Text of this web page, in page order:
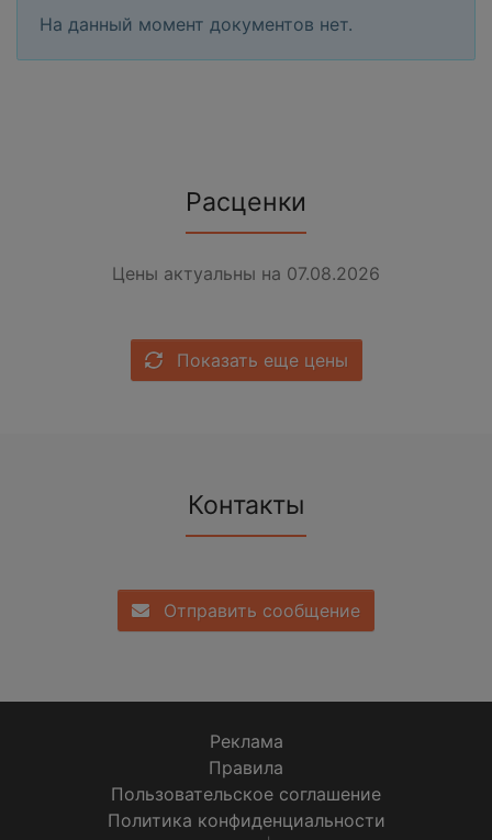
На данный момент документов нет.
Расценки
Цены актуальны на 07.08.2026
Показать еще цены
Контакты
Отправить сообщение
Реклама
Правила
Пользовательское соглашение
Политика конфиденциальности